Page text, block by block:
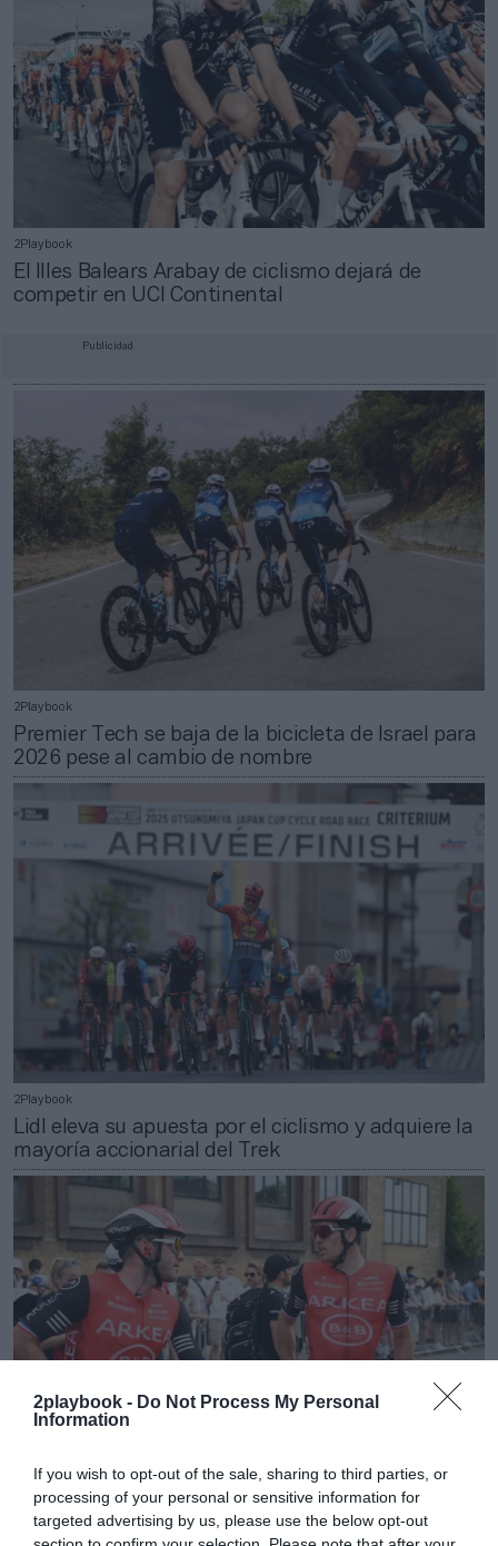
2playbook - Do Not Process My Personal
Information
If you wish to opt-out of the sale, sharing to third parties, or
processing of your personal or sensitive information for
targeted advertising by us, please use the below opt-out
2Playbook
El Illes Balears Arabay de ciclismo dejará de
competir en UCI Continental
Publicidad
2Playbook
Premier Tech se baja de la bicicleta de Israel para
2026 pese al cambio de nombre
2Playbook
Lidl eleva su apuesta por el ciclismo y adquiere la
mayoría accionarial del Trek
2Playbook
El Arkea-B&B se baja de la bici: anuncia su